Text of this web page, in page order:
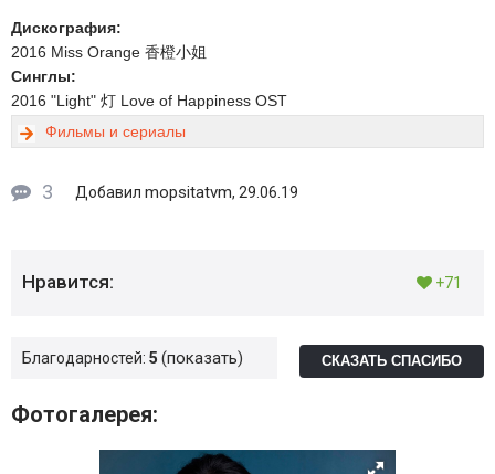
Дискография:
2016 Miss Orange 香橙小姐
Синглы:
2016 "Light" 灯 Love of Happiness OST
Фильмы и сериалы
3 Добавил mopsitatvm, 29.06.19
Нравится: +71
Благодарностей: 5 показать СКАЗАТЬ СПАСИБО
Фотогалерея: